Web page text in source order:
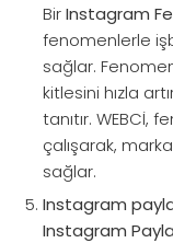
BirInstagram
fenomenlerle
sağlar.
kitlesini hızla
tanıtır.
çalışarak,
sağlar.
Instagram
Instagram